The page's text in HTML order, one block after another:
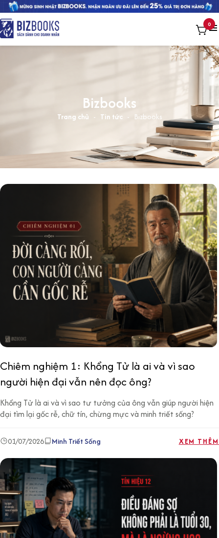
0
Bizbooks
Trang chủ - Tin tức - Bizbooks
Chiêm nghiệm 1: Khổng Tử là ai và vì sao
người hiện đại vẫn nên đọc ông?
Khổng Tử là ai và vì sao tư tưởng của ông vẫn giúp người hiện
đại tìm lại gốc rễ, chữ tín, chừng mực và minh triết sống?
01/07/2026 Minh Triết Sống XEM THÊM